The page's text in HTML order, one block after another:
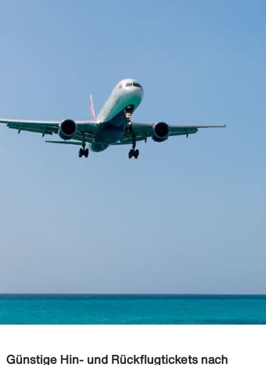
Günstige Hin- und Rückflugtickets nach